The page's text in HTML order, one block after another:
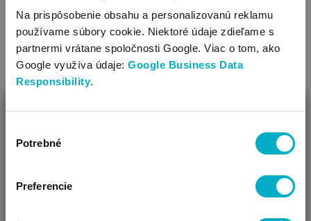
Na prispôsobenie obsahu a personalizovanú reklamu
používame súbory cookie. Niektoré údaje zdieľame s
partnermi vrátane spoločnosti Google. Viac o tom, ako
Google využíva údaje: Google Business Data
Responsibility.
súhlasu
Potrebné
Preferencie
Cestovanie s bábätkom: bezpečnosť a ochrana
pred infekciami